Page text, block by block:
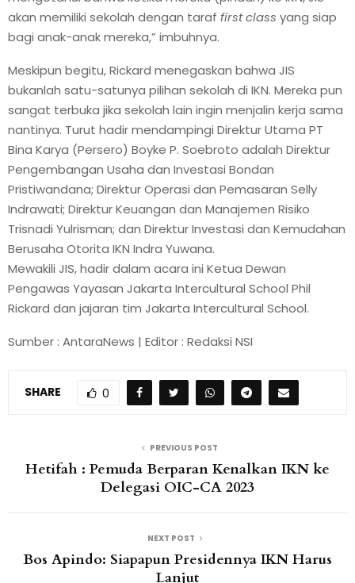
akan memiliki sekolah dengan taraf first class yang siap
bagi anak-anak mereka,” imbuhnya.
Meskipun begitu, Rickard menegaskan bahwa JIS
bukanlah satu-satunya pilihan sekolah di IKN. Mereka pun
sangat terbuka jika sekolah lain ingin menjalin kerja sama
nantinya. Turut hadir mendampingi Direktur Utama PT
Bina Karya (Persero) Boyke P. Soebroto adalah Direktur
Pengembangan Usaha dan Investasi Bondan
Pristiwandana; Direktur Operasi dan Pemasaran Selly
Indrawati; Direktur Keuangan dan Manajemen Risiko
Trisnadi Yulrisman; dan Direktur Investasi dan Kemudahan
Berusaha Otorita IKN Indra Yuwana.
Mewakili JIS, hadir dalam acara ini Ketua Dewan
Pengawas Yayasan Jakarta Intercultural School Phil
Rickard dan jajaran tim Jakarta Intercultural School.
Sumber : AntaraNews | Editor : Redaksi NSI
SHARE 0
PREVIOUS POST
Hetifah : Pemuda Berparan Kenalkan IKN ke
Delegasi OIC-CA 2023
NEXT POST
Bos Apindo: Siapapun Presidennya IKN Harus
Lanjut